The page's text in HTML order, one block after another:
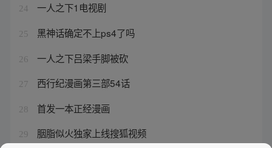
24 一人之下1电视剧
25 黑神话确定不上ps4了吗
26 一人之下吕梁手脚被砍
27 西行纪漫画第三部54话
28 首发一本正经漫画
29 胭脂似火独家上线搜狐视频